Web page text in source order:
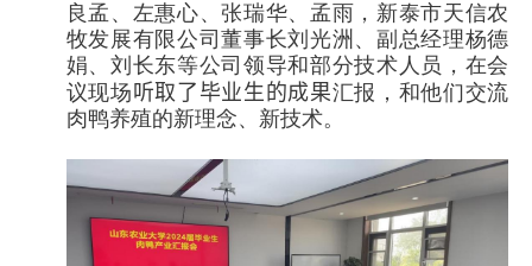
良孟、左惠心、张瑞华、孟雨，新泰市天信农
牧发展有限公司董事长刘光洲、副总经理杨德
娟、刘长东等公司领导和部分技术人员，在会
议现场听取了毕业生的成果汇报，和他们交流
肉鸭养殖的新理念、新技术。